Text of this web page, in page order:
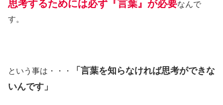
思考するためには必ず『言葉』が必要なんで
す。
という事は・・・
「言葉を知らなければ思考ができな
いんです」